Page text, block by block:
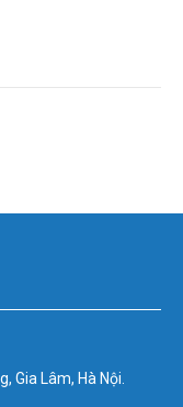
Gia Lâm, Hà Nội.